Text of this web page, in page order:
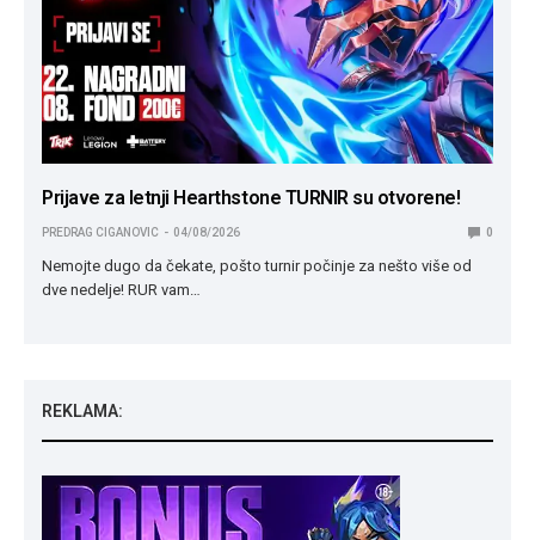
Prijave za letnji Hearthstone TURNIR su otvorene!
PREDRAG CIGANOVIC 04/08/2026 0
Nemojte dugo da čekate, pošto turnir počinje za nešto više od
dve nedelje! RUR vam…
REKLAMA: